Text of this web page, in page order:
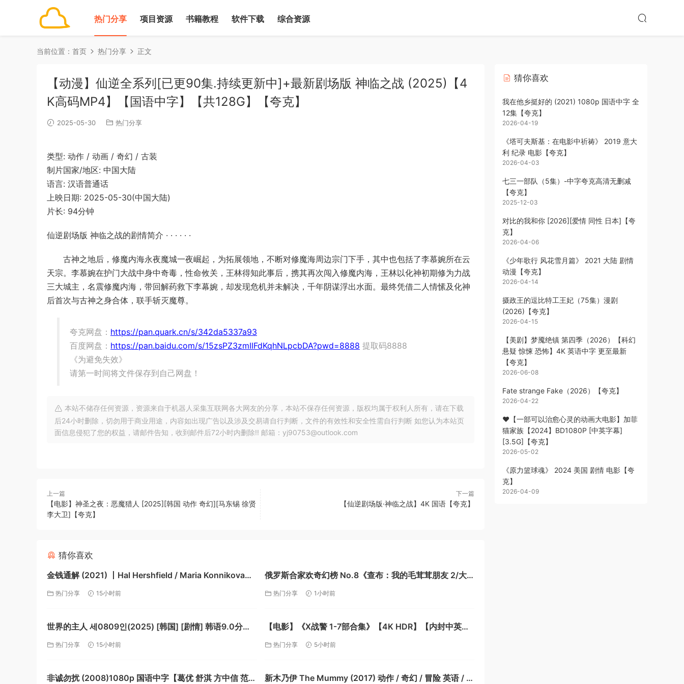
热门分享 项目资源 书籍教程 软件下载 综合资源
当前位置： 首页 热门分享 正文
【动漫】仙逆全系列[已更90集.持续更新中]+最新剧场版 神临之战 (2025)【4
K高码MP4】【国语中字】【共128G】【夸克】
2025-05-30 热门分享
类型: 动作 / 动画 / 奇幻 / 古装
制片国家/地区: 中国大陆
语言: 汉语普通话
上映日期: 2025-05-30(中国大陆)
片长: 94分钟
仙逆剧场版 神临之战的剧情简介 · · · · · ·
古神之地后，修魔内海永夜魔城一夜崛起，为拓展领地，不断对修魔海周边宗门下手，其中也包括了李慕婉所在云
天宗。李慕婉在护门大战中身中奇毒，性命攸关，王林得知此事后，携其再次闯入修魔内海，王林以化神初期修为力战
三大城主，名震修魔内海，带回解药救下李幕婉，却发现危机并未解决，千年阴谋浮出水面。最终凭借二人情愫及化神
后首次与古神之身合体，联手斩灭魔尊。
夸克网盘： https://pan.quark.cn/s/342da5337a93
百度网盘： https://pan.baidu.com/s/15zsPZ3zmIIFdKqhNLpcbDA?pwd=8888 提取码8888
《为避免失效》
请第一时间将文件保存到自己网盘！
本站不储存任何资源，资源来自于机器人采集互联网各大网友的分享，本站不保存任何资源，版权均属于权利人所有，请在下载
后24小时删除，切勿用于商业用途，内容如出现广告以及涉及交易请自行判断，文件的有效性和安全性需自行判断 如您认为本站页
面信息侵犯了您的权益，请邮件告知，收到邮件后72小时内删除!! 邮箱：yj90753@outlook.com
上一篇
【电影】神圣之夜：恶魔猎人 [2025][韩国 动作 奇幻][马东锡 徐贤
李大卫]【夸克】
下一篇
【仙逆剧场版·神临之战】4K 国语【夸克】
猜你喜欢
金钱通解 (2021) 丨Hal Hershfield / Maria Konnikova主
演丨纪录片丨美剧丨全5集丨又名: 金钱解密【夸克】
热门分享 15小时前
俄罗斯合家欢奇幻榜 No.8《查布：我的毛茸茸朋友 2/大
耳猴 2》[冒险 喜剧][流媒体正式版][自压俄语中字][2026]
热门分享 1小时前
世界的主人 세0809인(2025) [韩国] [剧情] 韩语9.0分
【夸克】
热门分享 15小时前
【电影】《X战警 1-7部合集》【4K HDR】【内封中英字
幕】【228G】【夸克】
热门分享 5小时前
非诚勿扰 (2008)1080p 国语中字【葛优 舒淇 方中信 范 新木乃伊 The Mummy (2017) 动作 / 奇幻 / 冒险 英语 / 古
猜你喜欢
我在他乡挺好的 (2021) 1080p 国语中字 全
12集【夸克】
2026-04-19
《塔可夫斯基：在电影中祈祷》 2019 意大
利 纪录 电影【夸克】
2026-04-03
七三一部队（5集）-中字夸克高清无删减
【夸克】
2025-12-03
对比的我和你 [2026][爱情 同性 日本]【夸
克】
2026-04-06
《少年歌行 风花雪月篇》 2021 大陆 剧情
动漫【夸克】
2026-04-14
摄政王的逗比特工王妃（75集）漫剧
(2026)【夸克】
2026-04-15
【美剧】梦魇绝镇 第四季（2026）【科幻
悬疑 惊悚 恐怖】4K 英语中字 更至最新
【夸克】
2026-06-08
Fate strange Fake（2026）【夸克】
2026-04-22
❤️【一部可以治愈心灵的动画大电影】加菲
猫家族【2024】BD1080P [中英字幕]
[3.5G]【夸克】
2026-05-02
《原力篮球魂》 2024 美国 剧情 电影【夸
克】
2026-04-09